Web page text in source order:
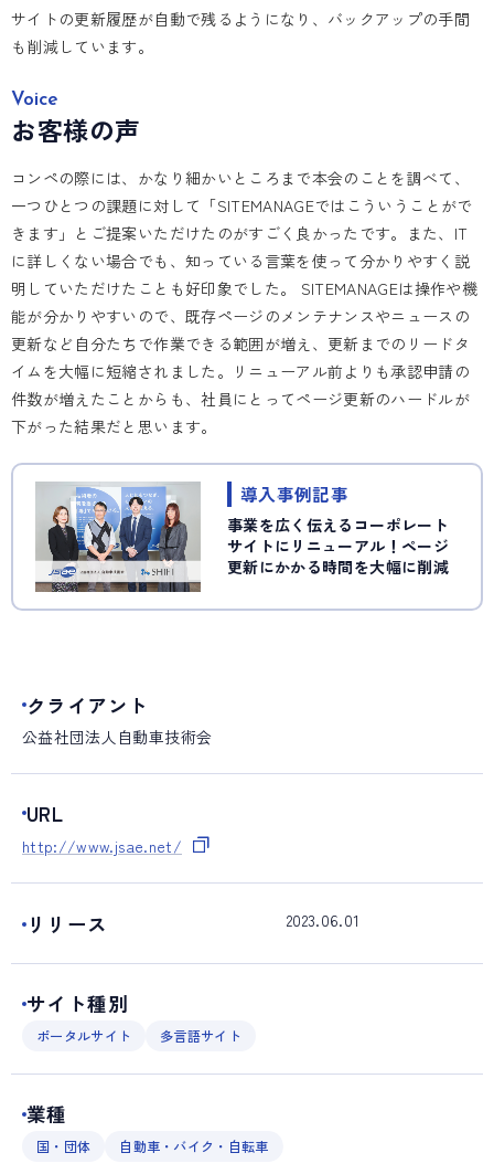
サイトの更新履歴が自動で残るようになり、バックアップの手間
も削減しています。
Voice
お客様の声
コンペの際には、かなり細かいところまで本会のことを調べて、
一つひとつの課題に対して「SITEMANAGEではこういうことがで
きます」とご提案いただけたのがすごく良かったです。また、IT
に詳しくない場合でも、知っている言葉を使って分かりやすく説
明していただけたことも好印象でした。 SITEMANAGEは操作や機
能が分かりやすいので、既存ページのメンテナンスやニュースの
更新など自分たちで作業できる範囲が増え、更新までのリードタ
イムを大幅に短縮されました。リニューアル前よりも承認申請の
件数が増えたことからも、社員にとってページ更新のハードルが
下がった結果だと思います。
導入事例記事
事業を広く伝えるコーポレート
サイトにリニューアル！ページ
更新にかかる時間を大幅に削減
クライアント
公益社団法人自動車技術会
URL
http://www.jsae.net/
リリース 2023.06.01
サイト種別
ポータルサイト 多言語サイト
業種
国・団体 自動車・バイク・自転車